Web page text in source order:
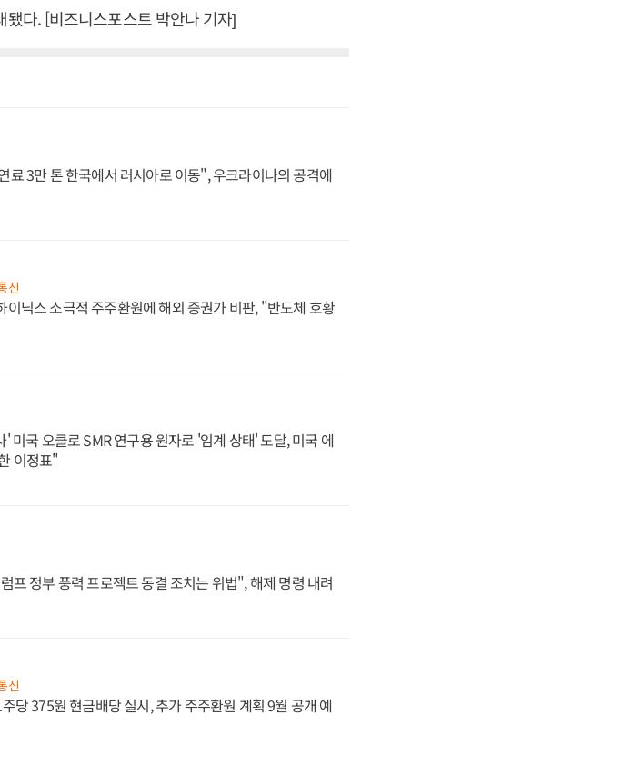
다. [비즈니스포스트 박안나 기자]
료 3만 톤 한국에서 러시아로 이동", 우크라이나의 공격에
신
이닉스 소극적 주주환원에 해외 증권가 비판, "반도체 호황
' 미국 오클로 SMR 연구용 원자로 '임계 상태' 도달, 미국 에
이정표"
프 정부 풍력 프로젝트 동결 조치는 위법", 해제 명령 내려
신
당 375원 현금배당 실시, 추가 주주환원 계획 9월 공개 예